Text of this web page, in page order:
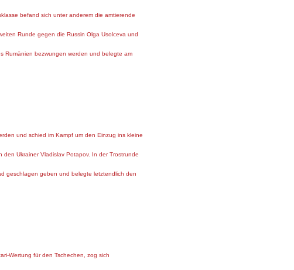
befand sich unter anderem die amtierende
Runde gegen die Russin Olga Usolceva und
Rumänien bezwungen werden und belegte am
und schied im Kampf um den Einzug ins kleine
Ukrainer Vladislav Potapov. In der Trostrunde
geschlagen geben und belegte letztendlich den
Wertung für den Tschechen, zog sich